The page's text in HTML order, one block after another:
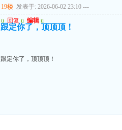
19楼 发表于: 2026-06-02 23:10 ---
u 回复 u 编辑 u
跟定你了，顶顶顶！
跟定你了，顶顶顶！